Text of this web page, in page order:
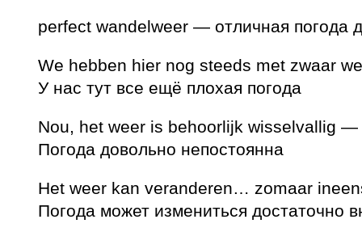
perfect wandelweer — отличная погода
We hebben hier nog steeds met zwaar
У нас тут все ещё плохая погода
Nou, het weer is behoorlijk wisselvallig —
Погода довольно непостоянна
Het weer kan veranderen… zomaar
Погода может измениться достаточно